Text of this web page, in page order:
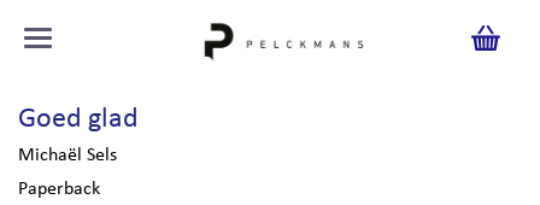
Goed glad
Michaël Sels
Paperback